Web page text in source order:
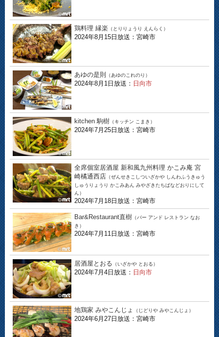
鶏料理 縁楽 （とりりょうり えんらく）
2024年8月15日放送：宮崎市
あゆの是則 （あゆのこれのり）
2024年8月1日放送： 日向市
kitchen 駒樹 （キッチン こまき）
2024年7月25日放送：宮崎市
全席個室居酒屋 新和風九州料理 かこみ庵 宮
崎橘通西店 （ぜんせきこしついざかや しんわふうきゅう
しゅうりょうり かこみあん みやざきたちばなどおりにして
ん）
2024年7月18日放送：宮崎市
Bar&Restaurant直樹 （バー アンド レストラン なお
き）
2024年7月11日放送：宮崎市
居酒屋とおる （いざかや とおる）
2024年7月4日放送： 日向市
地鶏家 みやこんじょ （じどりや みやこんじょ）
2024年6月27日放送：宮崎市